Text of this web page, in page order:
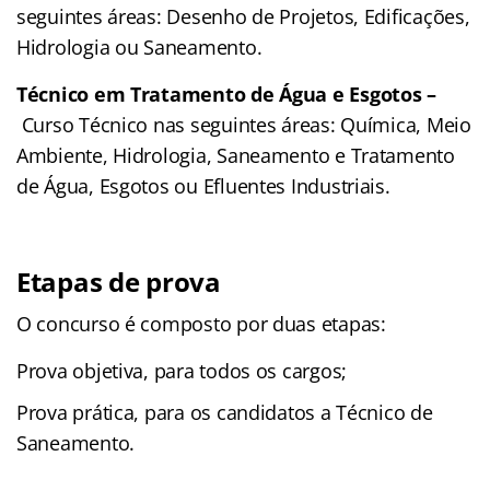
seguintes áreas: Desenho de Projetos, Edificações,
Hidrologia ou Saneamento.
Técnico em Tratamento de Água e Esgotos –
Curso Técnico nas seguintes áreas: Química, Meio
Ambiente, Hidrologia, Saneamento e Tratamento
de Água, Esgotos ou Efluentes Industriais.
Etapas de prova
O concurso é composto por duas etapas:
Prova objetiva, para todos os cargos;
Prova prática, para os candidatos a Técnico de
Saneamento.